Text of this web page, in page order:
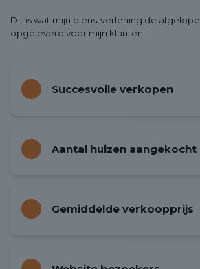
Dit is wat mijn dienstverlening de
opgeleverd voor mijn klanten:
Succesvolle verkopen
Aantal huizen aangekocht
Gemiddelde verkoopprijs